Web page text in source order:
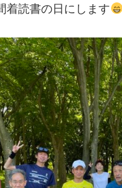
着読書の日にします